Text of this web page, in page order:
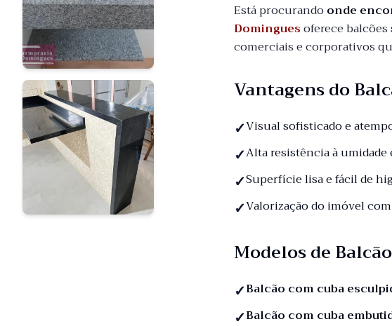
Está procurando onde
Dominguesoferece
comerciais e corporativos
Vantagens do
Visual sofisticado e
Alta resistência à
Superfície lisa e fácil de
Valorização do imóvel
Modelos de
Balcão com cuba
Balcão com cuba